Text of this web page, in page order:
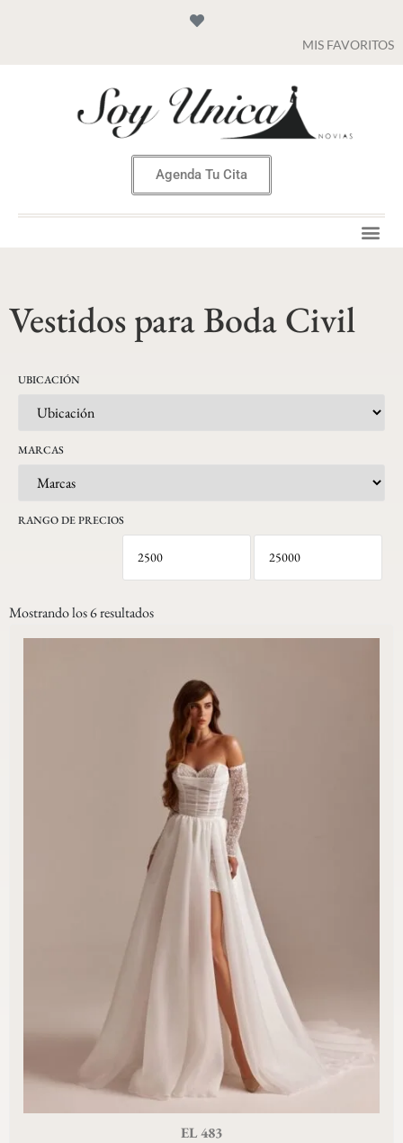
MIS FAVORITOS
Agenda Tu Cita
Vestidos para Boda Civil
UBICACIÓN
MARCAS
RANGO DE PRECIOS
Mostrando los 6 resultados
EL 483